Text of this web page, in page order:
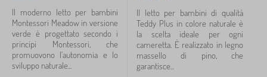
Il moderno letto per bambini
Montessori Meadow in versione
verde è progettato secondo i
principi Montessori, che
promuovono l'autonomia e lo
sviluppo naturale...
Il letto per bambini di qualità
Teddy Plus in colore naturale è
la scelta ideale per ogni
cameretta. È realizzato in legno
massello di pino, che
garantisce...